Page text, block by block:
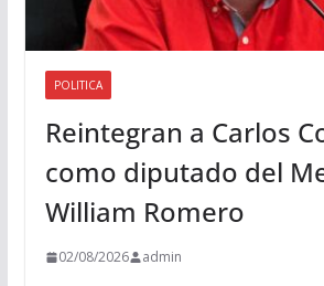
POLITICA
Reintegran a Carlos
como diputado del
William Romero
02/08/2026 admin